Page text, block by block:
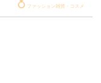
ファッション雑貨・コスメ